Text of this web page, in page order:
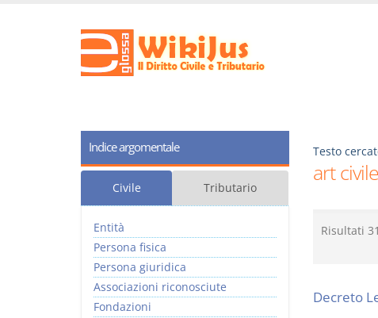
Testo
art
Risultati
Decreto
Indice argomentale
Civile Tributario
Entità
Persona fisica
Persona giuridica
Associazioni riconosciute
Fondazioni